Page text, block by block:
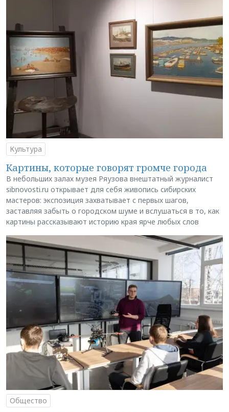
Культура
Картины, которые говорят громче города
В небольших залах музея Ряузова внештатный журналист
sibnovosti.ru открывает для себя живопись сибирских
мастеров: экспозиция захватывает с первых шагов,
заставляя забыть о городском шуме и вслушаться в то, как
картины рассказывают историю края ярче любых слов
Общество